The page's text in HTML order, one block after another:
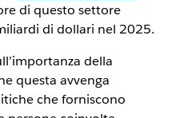
di questo settore
di dollari nel 2025.
della
questa avvenga
che forniscono